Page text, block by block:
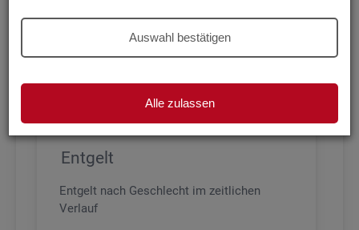
Auswahl bestätigen
Alle zulassen
Arbeitszeit und Anforderungsniveau, sowie
den wichtigsten Branchen
Entgelt
Entgelt nach Geschlecht im zeitlichen
Verlauf